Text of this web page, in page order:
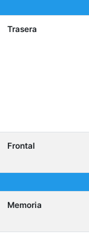
Trasera
Frontal
Memoria